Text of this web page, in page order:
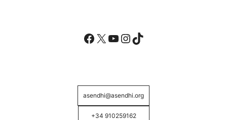
Facebook
X YouTube
Instagram
TikTok
asendhi@asendhi.org
+34 910259162